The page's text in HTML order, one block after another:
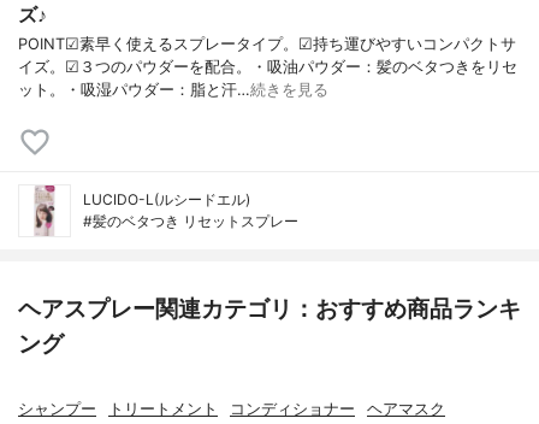
ズ♪
POINT☑素早く使えるスプレータイプ。☑持ち運びやすいコンパクトサ
イズ。☑３つのパウダーを配合。・吸油パウダー：髪のベタつきをリセ
ット。・吸湿パウダー：脂と汗…続きを見る
LUCIDO-L(ルシードエル)
#髪のベタつき リセットスプレー
ヘアスプレー関連カテゴリ：おすすめ商品ランキ
ング
シャンプー トリートメント コンディショナー ヘアマスク